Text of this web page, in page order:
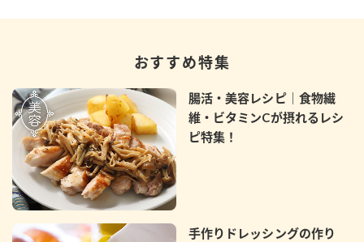
おすすめ特集
腸活・美容レシピ｜食物繊
維・ビタミンCが摂れるレシ
ピ特集！
手作りドレッシングの作り